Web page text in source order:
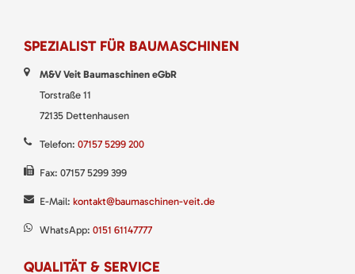
SPEZIALIST FÜR BAUMASCHINEN
M&V Veit Baumaschinen eGbR
Torstraße 11
72135 Dettenhausen
Telefon: 07157 5299 200
Fax: 07157 5299 399
E-Mail: kontakt@baumaschinen-veit.de
WhatsApp: 0151 61147777
QUALITÄT & SERVICE